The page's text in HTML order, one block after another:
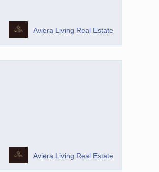
Aviera Living Real Estate
Aviera Living Real Estate